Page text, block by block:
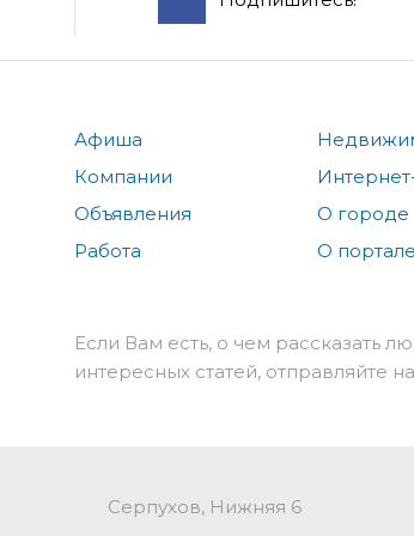
Афиша
Компании
Объявления
Работа
О городе
О портале
Если Вам есть, о чем рассказать
интересных статей, отправляйте
Серпухов, Нижняя 6